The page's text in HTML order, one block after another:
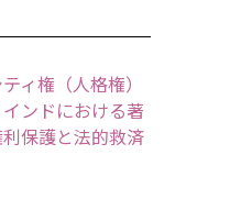
ィ権（人格権）
ンドにおける著
保護と法的救済